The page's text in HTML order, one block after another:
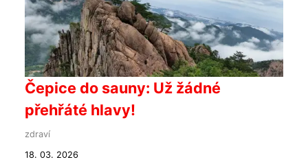
Čepice do sauny: Už žádné
přehřáté hlavy!
zdraví
18. 03. 2026